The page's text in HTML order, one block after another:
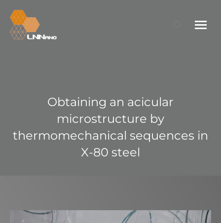
Search:
Obtaining an acicular
microstructure by
thermomechanical sequences in
X-80 steel